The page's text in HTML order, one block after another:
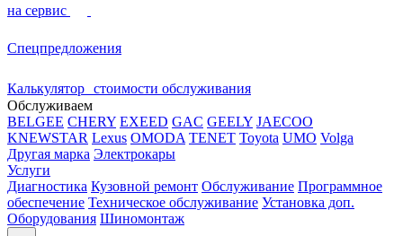
на сервис
Спецпредложения
Калькулятор стоимости обслуживания
Обслуживаем
BELGEE CHERY EXEED GAC GEELY JAECOO
KNEWSTAR Lexus OMODA TENET Toyota UMO Volga
Другая марка Электрокары
Услуги
Диагностика Кузовной ремонт Обслуживание Программное
обеспечение Техническое обслуживание Установка доп.
Оборудования Шиномонтаж